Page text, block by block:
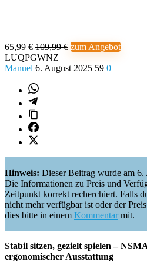
65,99 € 109,99 € zum Angebot
LUQPGWNZ
Manuel 6. August 2025 59 0
Hinweis: Dieser Beitrag wurde am
Die Informationen zu Preis und
Zeitpunkt korrekt recherchiert. Falls
nicht mehr verfügbar ist oder der
dies bitte in einem Kommentarmit.
Stabil sitzen, gezielt spielen –
ergonomischer Ausstattung